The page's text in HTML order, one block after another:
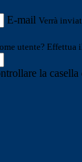
E-mail Verrà
utente? Effettua
la casella